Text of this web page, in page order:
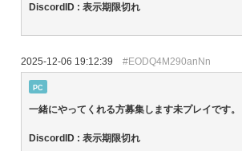
DiscordID : 表示期限切れ
2025-12-06 19:12:39 #EODQ4M290anNn
PC
一緒にやってくれる方募集します未プレイです。
DiscordID : 表示期限切れ